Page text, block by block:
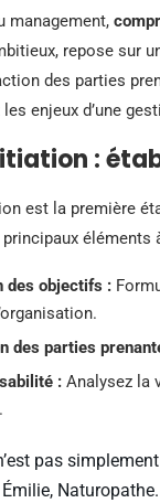
management,
repose sur
des parties
enjeux d’une
:
est la première
éléments
des objectifs :
des parties
: Analysez la
pas
Naturopathe.